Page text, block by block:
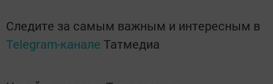
Следите за самым важным и интересным в
Telegram-канале Татмедиа